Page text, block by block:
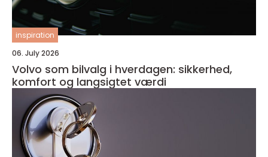
inspiration
06. July 2026
Volvo som bilvalg i hverdagen: sikkerhed,
komfort og langsigtet værdi